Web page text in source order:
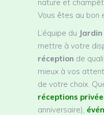
nature et
Vous êtes au bon
L’équipe du Jardin
mettre à votre
réception de
mieux à vos
de votre choix.
réceptions
anniversaire),